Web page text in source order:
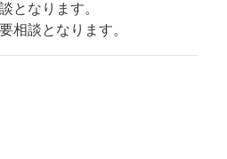
となります。
相談となります。